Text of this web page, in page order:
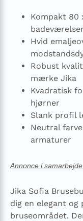
Kompakt 80
badeværelser
Hvid
Robust
mærke Jika
Kvadratisk
hjørner
Slank profil
Neutral
armaturer
Annonce i
Jika Sofia
dig en elegant og
bruseområdet.